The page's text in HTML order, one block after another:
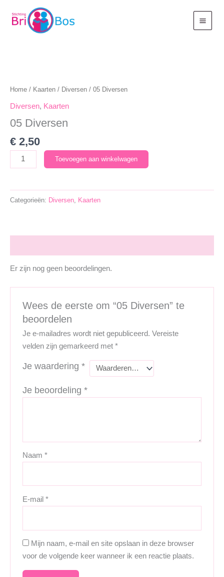
naar
Home / Kaarten / Diversen / 05 Diversen
Diversen, Kaarten
05 Diversen
€ 2,50
Diversen
Toevoegen aan winkelwagen
Categorieën: Diversen Kaarten
Er zijn nog geen beoordelingen.
Wees de eerste om “05 Diversen” te
beoordelen
Je e-mailadres wordt niet gepubliceerd. Vereiste
velden zijn gemarkeerd met*
Je waardering*
Je beoordeling*
Naam*
E-mail*
Mijn naam, e-mail en site opslaan in deze browser
voor de volgende keer wanneer ik een reactie plaats.